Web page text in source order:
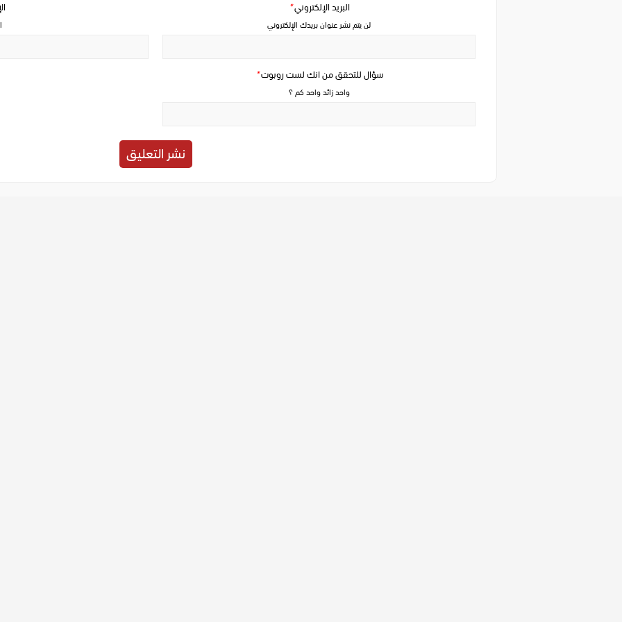
سؤال للتحقق من انك لست روبوت*
واحد زائد واحد كم ؟
البريد الإلكتروني*
لن يتم نشر عنوان بريدك الإلكتروني